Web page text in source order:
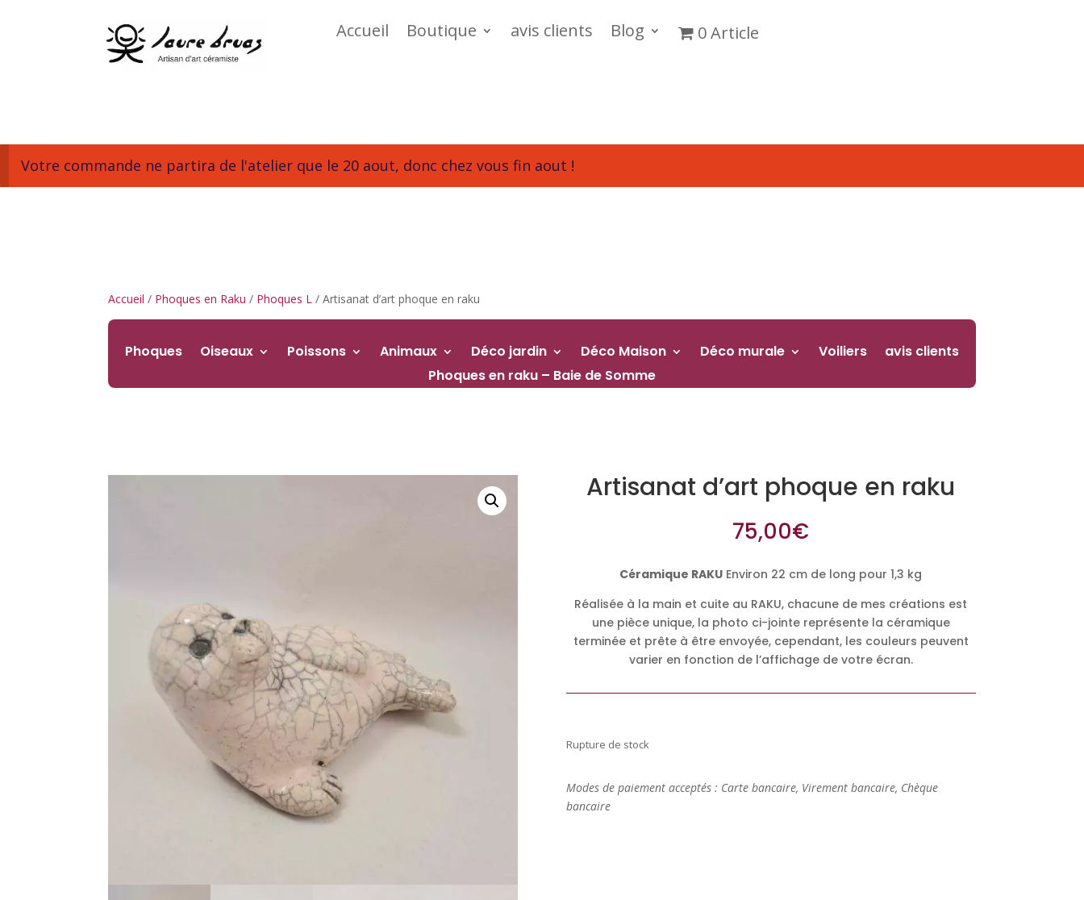
Accueil Boutique avis clients Blog 0 Article
Votre commande ne partira de l'atelier que le 20 aout, donc chez vous fin aout !
Accueil / Phoques en Raku / Phoques L / Artisanat d’art phoque en raku
Phoques Oiseaux Poissons Animaux Déco jardin Déco Maison Déco murale Voiliers
avis clients
Phoques en raku – Baie de Somme
Artisanat d’art phoque en raku
75,00€
Céramique RAKU Environ 22 cm de long pour 1,3 kg
Réalisée à la main et cuite au RAKU, chacune de mes créations est
une pièce unique, la photo ci-jointe représente la céramique
terminée et prête à être envoyée, cependant, les couleurs peuvent
varier en fonction de l’affichage de votre écran.
Rupture de stock
Modes de paiement acceptés : Carte bancaire, Virement bancaire, Chèque
bancaire